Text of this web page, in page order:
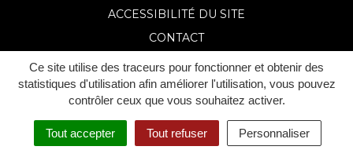
Ce site utilise des traceurs pour fonctionner et obtenir des
statistiques d'utilisation afin améliorer l'utilisation, vous pouvez
contrôler ceux que vous souhaitez activer.
Tout accepter Tout refuser Personnaliser
Facebook
ACCESSIBILITÉ DU SITE
CONTACT